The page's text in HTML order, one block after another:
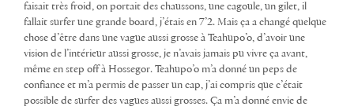
faisait très froid, on portait des chaussons, une cagoule, un gilet, il
fallait surfer une grande board, j’étais en 7’2. Mais ça a changé quelque
chose d’être dans une vague aussi grosse à Teahupo’o, d’avoir une
vision de l’intérieur aussi grosse, je n’avais jamais pu vivre ça avant,
même en step off à Hossegor. Teahupo’o m’a donné un peps de
confiance et m’a permis de passer un cap, j’ai compris que c’était
possible de surfer des vagues aussi grosses. Ça m’a donné envie de